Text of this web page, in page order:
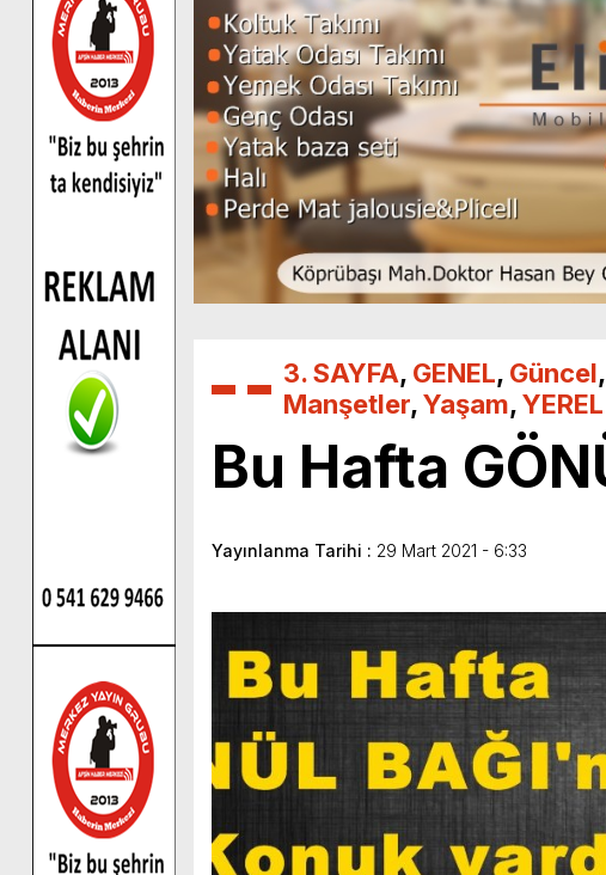
3. SAYFA, GENEL, Güncel,
Manşetler,Yaşam,
Bu Hafta
Yayınlanma Tarihi : 29 Mart 2021 - 6:33